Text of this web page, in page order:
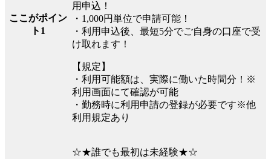
ここがポイン
ト1
用申込！
・1,000円単位で申請可能！
・利用申込後、最短5分でご自身の口座で受
け取れます！
【規定】
・利用可能額は、実際に働いた時間分！※
利用画面にて確認が可能
・勤務時に利用申請の登録が必要です※他
利用規定あり
☆★誰でも最初は未経験★☆